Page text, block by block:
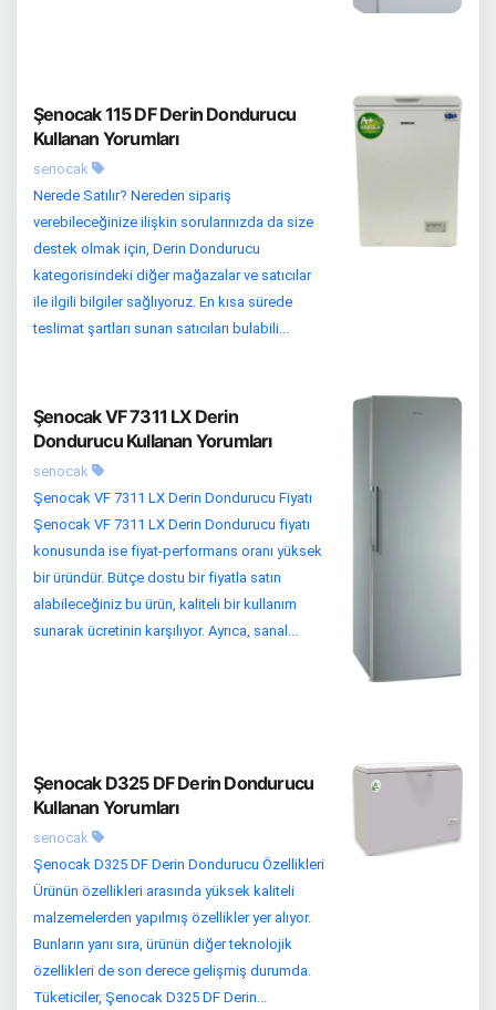
Şenocak 115 DF Derin Dondurucu
Kullanan Yorumları
senocak
Nerede Satılır? Nereden sipariş
verebileceğinize ilişkin sorularınızda da size
destek olmak için, Derin Dondurucu
kategorisindeki diğer mağazalar ve satıcılar
ile ilgili bilgiler sağlıyoruz. En kısa sürede
teslimat şartları sunan satıcıları bulabili...
Şenocak VF 7311 LX Derin
Dondurucu Kullanan Yorumları
senocak
Şenocak VF 7311 LX Derin Dondurucu Fiyatı
Şenocak VF 7311 LX Derin Dondurucu fiyatı
konusunda ise fiyat-performans oranı yüksek
bir üründür. Bütçe dostu bir fiyatla satın
alabileceğiniz bu ürün, kaliteli bir kullanım
sunarak ücretinin karşılıyor. Ayrıca, sanal...
Şenocak D325 DF Derin Dondurucu
Kullanan Yorumları
senocak
Şenocak D325 DF Derin Dondurucu Özellikleri
Ürünün özellikleri arasında yüksek kaliteli
malzemelerden yapılmış özellikler yer alıyor.
Bunların yanı sıra, ürünün diğer teknolojik
özellikleri de son derece gelişmiş durumda.
Tüketiciler, Şenocak D325 DF Derin...